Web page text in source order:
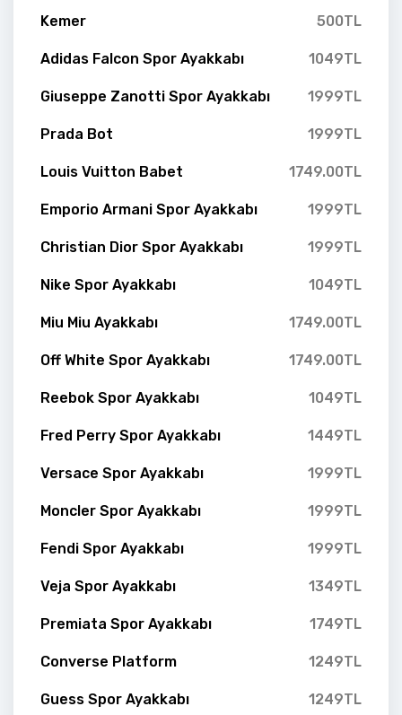
Kemer 500TL
Adidas Falcon Spor Ayakkabı 1049TL
Giuseppe Zanotti Spor Ayakkabı 1999TL
Prada Bot 1999TL
Louis Vuitton Babet 1749.00TL
Emporio Armani Spor Ayakkabı 1999TL
Christian Dior Spor Ayakkabı 1999TL
Nike Spor Ayakkabı 1049TL
Miu Miu Ayakkabı 1749.00TL
Off White Spor Ayakkabı 1749.00TL
Reebok Spor Ayakkabı 1049TL
Fred Perry Spor Ayakkabı 1449TL
Versace Spor Ayakkabı 1999TL
Moncler Spor Ayakkabı 1999TL
Fendi Spor Ayakkabı 1999TL
Veja Spor Ayakkabı 1349TL
Premiata Spor Ayakkabı 1749TL
Converse Platform 1249TL
Guess Spor Ayakkabı 1249TL